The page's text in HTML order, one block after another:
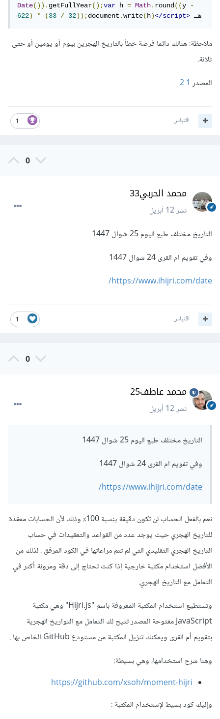
Date()).getFullYear();var h = Math.round((y -
622) * (33 / 32));document.write(h)</script> هـ
ملاحظة: هنالك دائما فرصة خطأ بالتاريخ الهجرين بيوم أو يومين أو حتى
ثلاثة.
المصدر1
2
1 اقتباس
0
محمد الحربي33
نشر12 أبريل
التاريخ مختلف طبع اليوم 25 شوال 1447
وفي تفويم ام القرى 24 شوال 1447
https://www.ihijri.com/date/
1 اقتباس
0
محمد عاطف25
نشر12 أبريل
التاريخ مختلف طبع اليوم 25 شوال 1447
وفي تفويم ام القرى 24 شوال 1447
https://www.ihijri.com/date/
نعم بالفعل الحساب لن تكون دقيقة بنسبة 100٪ وذلك لأن الحسابات معقدة
للتاريخ الهجري حيث يوجد عدد من القواعد والتعقيدات في حساب
التاريخ الهجري التقليدي التي لم تتم مراعاتها في الكود المرفق . لذلك من
الأفضل استخدام مكتبة خارجية إذا كنت تحتاج إلى دقة ومرونة أكثر في
التعامل مع التاريخ الهجري.
وتستطيع استخدام المكتبة المعروفة باسم "Hijri.js" وهي مكتبة
JavaScript مفتوحة المصدر تتيح لك التعامل مع التواريخ الهجرية
بتقويم أم القرى ويمكنك تنزيل المكتبة من مستودع GitHub الخاص بها .
وهنا شرح استخدامها، وهي بسيطة:
https://github.com/xsoh/moment-hijri
وإليك كود بسيط لإستخدام المكتبة